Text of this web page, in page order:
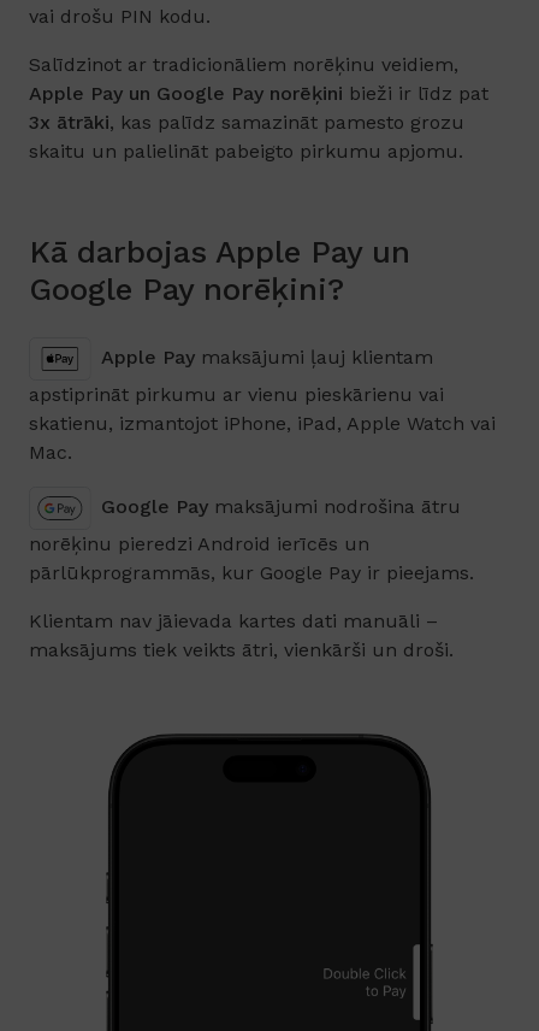
vai drošu PIN kodu.
Salīdzinot ar tradicionāliem norēķinu veidiem,
Apple Pay un Google Pay norēķini bieži ir līdz pat
3x ātrāki, kas palīdz samazināt pamesto grozu
skaitu un palielināt pabeigto pirkumu apjomu.
Kā darbojas Apple Pay un
Google Pay norēķini?
Apple Pay maksājumi ļauj klientam
apstiprināt pirkumu ar vienu pieskārienu vai
skatienu, izmantojot iPhone, iPad, Apple Watch vai
Mac.
Google Pay maksājumi nodrošina ātru
norēķinu pieredzi Android ierīcēs un
pārlūkprogrammās, kur Google Pay ir pieejams.
Klientam nav jāievada kartes dati manuāli –
maksājums tiek veikts ātri, vienkārši un droši.